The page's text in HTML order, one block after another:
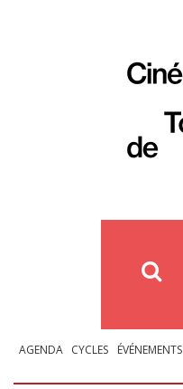
AGENDA CYCLES ÉVÉNEMENTS